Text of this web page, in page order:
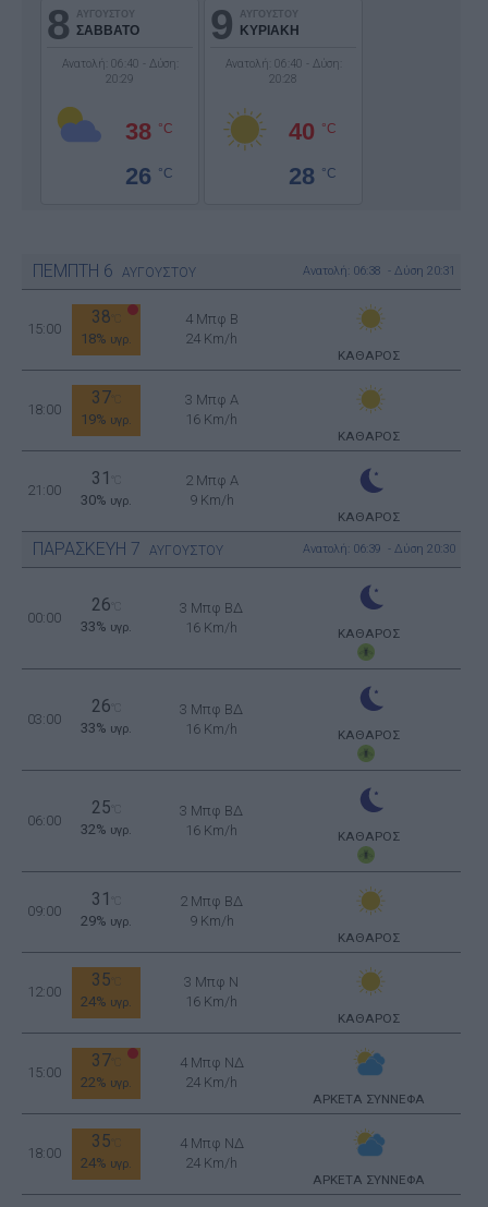
8 ΑΥΓΟΥΣΤΟΥ
ΣΑΒΒΑΤΟ
Ανατολή: 06:40 - Δύση:
20:29
38 °C
26 °C
9 ΑΥΓΟΥΣΤΟΥ
ΚΥΡΙΑΚΗ
Ανατολή: 06:40 - Δύση:
20:28
40 °C
28 °C
ΠΕΜΠΤΗ 6 ΑΥΓΟΥΣΤΟΥ Ανατολή: 06:38 - Δύση 20:31
15:00
38
18% υγρ.
4 Μπφ B
24 Km/h
ΚΑΘΑΡΟΣ
18:00
37
19% υγρ.
3 Μπφ Α
16 Km/h
ΚΑΘΑΡΟΣ
21:00
31
30% υγρ.
2 Μπφ Α
9 Km/h
ΚΑΘΑΡΟΣ
ΠΑΡΑΣΚΕΥΗ 7 ΑΥΓΟΥΣΤΟΥ Ανατολή: 06:39 - Δύση 20:30
00:00
26
33% υγρ.
3 Μπφ ΒΔ
16 Km/h
ΚΑΘΑΡΟΣ
03:00
26
33% υγρ.
3 Μπφ ΒΔ
16 Km/h
ΚΑΘΑΡΟΣ
06:00
25
32% υγρ.
3 Μπφ ΒΔ
16 Km/h
ΚΑΘΑΡΟΣ
09:00
31
29% υγρ.
2 Μπφ ΒΔ
9 Km/h
ΚΑΘΑΡΟΣ
12:00
35
24% υγρ.
3 Μπφ N
16 Km/h
ΚΑΘΑΡΟΣ
15:00
37
22% υγρ.
4 Μπφ ΝΔ
24 Km/h
ΑΡΚΕΤΑ ΣΥΝΝΕΦΑ
18:00
35
24% υγρ.
4 Μπφ ΝΔ
24 Km/h
ΑΡΚΕΤΑ ΣΥΝΝΕΦΑ